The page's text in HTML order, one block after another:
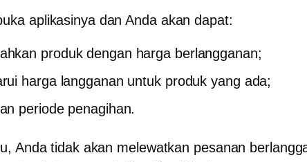
aplikasinya dan Anda akan dapat:
produk dengan harga berlangganan;
harga langganan untuk produk yang ada;
periode penagihan.
Anda tidak akan melewatkan pesanan